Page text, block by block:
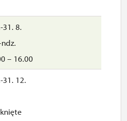
31. 8.
– 16.00
31. 12.